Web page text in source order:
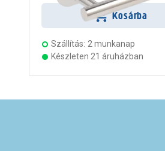
Kosárba
Szállítás: 2 munkanap
Készleten 21 áruházban